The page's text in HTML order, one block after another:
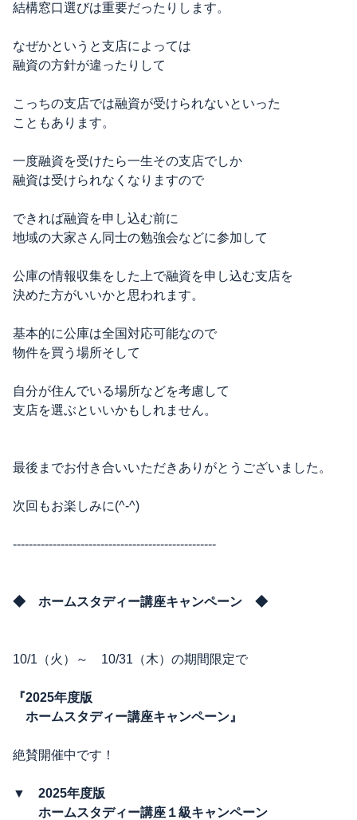
結構窓口選びは重要だったりします。
なぜかというと支店によっては
融資の方針が違ったりして
こっちの支店では融資が受けられないといった
こともあります。
一度融資を受けたら一生その支店でしか
融資は受けられなくなりますので
できれば融資を申し込む前に
地域の大家さん同士の勉強会などに参加して
公庫の情報収集をした上で融資を申し込む支店を
決めた方がいいかと思われます。
基本的に公庫は全国対応可能なので
物件を買う場所そして
自分が住んでいる場所などを考慮して
支店を選ぶといいかもしれません。
最後までお付き合いいただきありがとうございました。
次回もお楽しみに(^-^)
---------------------------------------------------
◆ ホームスタディー講座キャンペーン ◆
10/1（火）～ 10/31（木）の期間限定で
『2025年度版
ホームスタディー講座キャンペーン』
絶賛開催中です！
▼ 2025年度版
ホームスタディー講座１級キャンペーン